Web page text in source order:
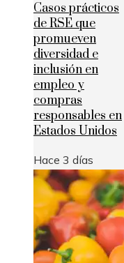
Casos prácticos
de RSE que
promueven
diversidad e
inclusión en
empleo y
compras
responsables en
Estados Unidos
Hace 3 días